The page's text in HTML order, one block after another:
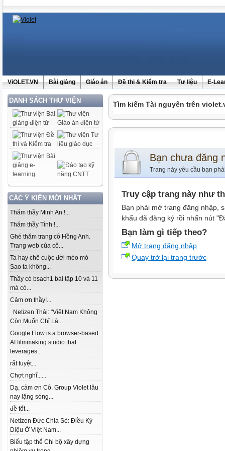
ViOLET.VN Bài giảng Giáo án Đề thi & Kiểm tra Tư liệu E-
DANH SÁCH THƯ VIỆN
CÁC Ý KIẾN MỚI NHẤT
Thăm thầy Minh An !...
Thăm thầy Tình !...
Ghé thăm trang cô Hồng Anh.
Trang web của cô...
Ta hay chê cuộc đời méo mó
Sao ta không...
Thầy có bsach1 bài tập 10 và 11
mà có...
Cảm ơn thầy!...
Netizen Thái: "Việt Nam Không
Còn Muốn Chỉ Là...
Google Flow is a browser-based
AI filmmaking studio that
leverages...
rất tuyệt...
Chợt nghĩ......
Dạ, cảm ơn Cô. Group Violet lâu
nay lặng sóng...
đề tốt...
Netizen Đức Chia Sẻ: Điều Kỳ
Diệu Ở Việt Nam...
Biểu tập thể Chi bộ xây dựng
Tìm kiếm Tài nguyên trên
Bạn chưa đăng
Trang này yêu cầu bạn
Truy cập trang này như
Bạn phải mở trang đăng nhập,
khẩu đã đăng ký rồi nhấn nút
Bạn làm gì tiếp theo?
Mở trang đăng nhập
Quay trở lại trang trước